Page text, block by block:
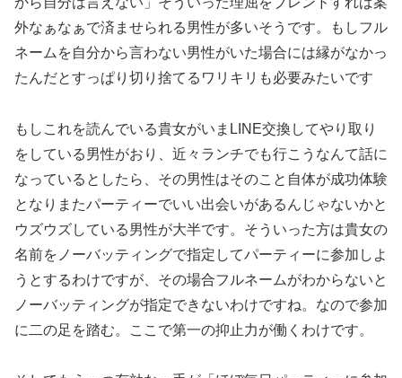
外なぁなぁで済ませられる男性が多いそうです。もしフル
ネームを自分から言わない男性がいた場合には縁がなかっ
たんだとすっぱり切り捨てるワリキリも必要みたいです
もしこれを読んでいる貴女がいまLINE交換してやり取り
をしている男性がおり、近々ランチでも行こうなんて話に
なっているとしたら、その男性はそのこと自体が成功体験
となりまたパーティーでいい出会いがあるんじゃないかと
ウズウズしている男性が大半です。そういった方は貴女の
名前をノーバッティングで指定してパーティーに参加しよ
うとするわけですが、その場合フルネームがわからないと
ノーバッティングが指定できないわけですね。なので参加
に二の足を踏む。ここで第一の抑止力が働くわけです。